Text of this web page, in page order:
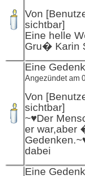
Von
sichtbar]
Eine helle
Gru� Karin
Eine
Angezündet am
Von
sichtbar]
~♥Der
er war,aber
dabei
Eine